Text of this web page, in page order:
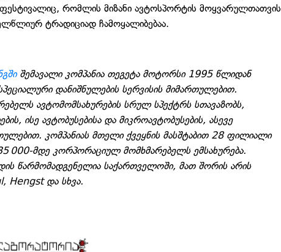
ფესტივალიც, რომლის მიზანი ავტოსპორტის მოყვარულთათვის
ტრადიციად ჩამოყალიბებაა.
შემავალი კომპანია თეგეტა მოტორსი 1995 წლიდან
დანიშნულების სერვისის მიმართულებით.
ავტომომსახურების სრულ სპექტრს სთავაზობს,
ისე ავტობუსებისა და მიკროავტობუსების, ასევე
კომპანიას მთელი ქვეყნის მასშტაბით 28 ფილიალი
000-მდე კორპორაციულ მომხმარებელს ემსახურება.
წარმომადგენელია საქართველოში, მათ შორის არის
Hengst და სხვა.